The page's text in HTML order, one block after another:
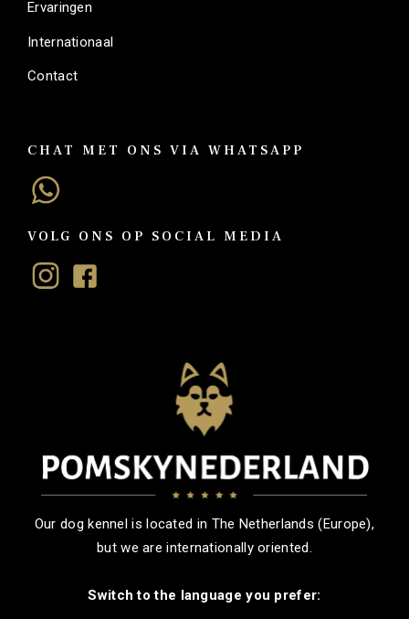
Ervaringen
Internationaal
Contact
CHAT MET ONS VIA WHATSAPP
VOLG ONS OP SOCIAL MEDIA
Our dog kennel is located in The Netherlands (Europe),
but we are internationally oriented.
Switch to the language you prefer: